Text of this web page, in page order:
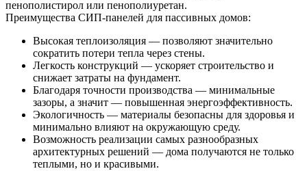
пенополистирол или пенополиуретан.
Преимущества СИП-панелей для пассивных домов:
Высокая теплоизоляция — позволяют значительно
сократить потери тепла через стены.
Легкость конструкций — ускоряет строительство и
снижает затраты на фундамент.
Благодаря точности производства — минимальные
зазоры, а значит — повышенная энергоэффективность.
Экологичность — материалы безопасны для здоровья и
минимально влияют на окружающую среду.
Возможность реализации самых разнообразных
архитектурных решений — дома получаются не только
теплыми, но и красивыми.